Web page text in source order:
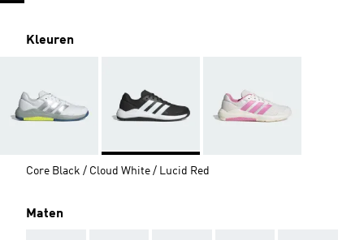
Kleuren
Core Black / Cloud White / Lucid Red
Maten